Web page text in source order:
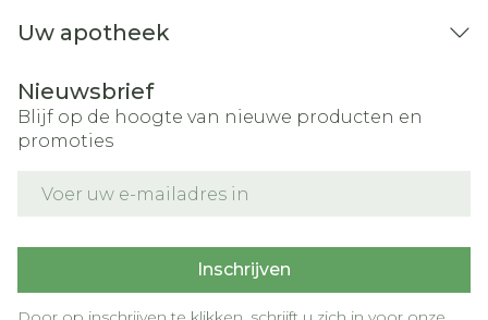
dan uw arts of apotheker. Sommige
hebben op de werking van
Atovaquone/Proguanil EG, of
werking van andere geneesmiddelen die u
verzwakken. Deze zijn:  metoclopramide,
gebruikt voor de behandeling van
misselijkheid en braken  de antibiotica
Uw apotheek
Nieuwsbrief
Blijf op de hoogte van nieuwe producten en
promoties
Inschrijven